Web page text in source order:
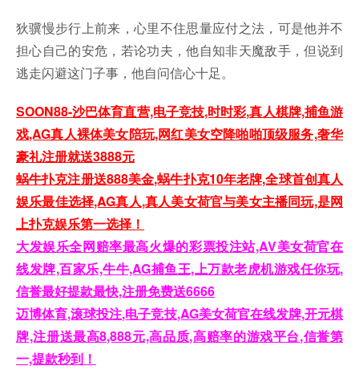
狄骥慢步行上前来，心里不住思量应付之法，可是他并不
担心自己的安危，若论功夫，他自知非天魔敌手，但说到
逃走闪避这门子事，他自问信心十足。
SOON88-沙巴体育直营,电子竞技,时时彩,真人棋牌,捕鱼游
戏,AG真人裸体美女陪玩,网红美女空降啪啪顶级服务,奢华
豪礼注册就送3888元
蜗牛扑克注册送888美金,蜗牛扑克10年老牌,全球首创真人
娱乐最佳选择,AG真人,真人美女荷官与美女主播同玩,是网
上扑克娱乐第一选择！
大发娱乐全网赔率最高火爆的彩票投注站,AV美女荷官在
线发牌,百家乐,牛牛,AG捕鱼王,上万款老虎机游戏任你玩,
信誉最好提款最快,注册免费送6666
迈博体育,滚球投注,电子竞技,AG美女荷官在线发牌,开元棋
牌,注册送最高8,888元,高品质,高赔率的游戏平台,信誉第
一,提款秒到！